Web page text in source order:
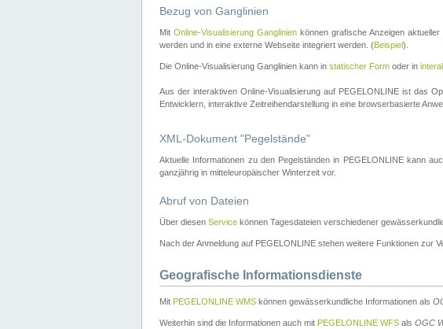
Bezug von Ganglinien
MitOnline-Visualisierung Ganglinien können grafische Anzeigen
werden und in eine externe Webseite integriert werden. (Beispiel).
Die Online-Visualisierung Ganglinien kann in statischer Form oder in
Aus der interaktiven Online-Visualisierung auf PEGELONLINE ist das
Entwicklern, interaktive Zeitreihendarstellung in eine browserbasierte
XML-Dokument "Pegelstände"
Aktuelle Informationen zu den Pegelständen in PEGELONLINE kann
ganzjährig in mitteleuropäischer Winterzeit vor.
Abruf von Dateien
Über diesen Service können Tagesdateien verschiedener
Nach der Anmeldung auf PEGELONLINE stehen weitere Funktionen zur
Geografische Informationsdienste
Mit PEGELONLINE WMS können gewässerkundliche Informationen als
Weiterhin sind die Informationen auch mit PEGELONLINE WFS als OGC